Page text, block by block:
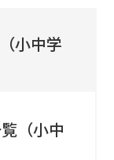
小中学
（小中